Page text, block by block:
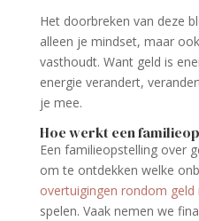
Het doorbreken van deze
alleen je mindset, maar
vasthoudt. Want geld is
energie verandert,
je mee.
Hoe werkt een
Een familieopstelling over
om te ontdekken welke
overtuigingen rondom geld
spelen. Vaak nemen we